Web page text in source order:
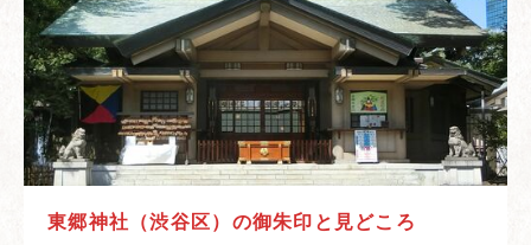
東郷神社（渋谷区）の御朱印と見どころ